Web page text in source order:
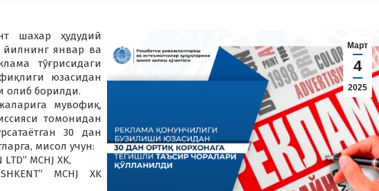
Март
4
2025
шахар ҳудудий
январ ва
тўғрисидаги
юзасидан
олиб борилди.
мувофиқ,
томонидан
30 дан
мисол учун:
MCHJ XK,
MCHJ XK